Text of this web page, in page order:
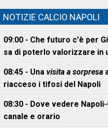
NOTIZIE CALCIO NAPOLI
09:00 - Che futuro c'è per
sa di poterlo valorizzare in
08:45 - Una visita a sorpresa
riacceso i tifosi del Napoli
08:30 - Dove vedere
canale e orario